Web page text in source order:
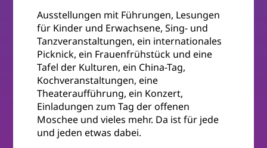
Ausstellungen mit Führungen, Lesungen
für Kinder und Erwachsene, Sing- und
Tanzveranstaltungen, ein internationales
Picknick, ein Frauenfrühstück und eine
Tafel der Kulturen, ein China-Tag,
Kochveranstaltungen, eine
Theateraufführung, ein Konzert,
Einladungen zum Tag der offenen
Moschee und vieles mehr. Da ist für jede
und jeden etwas dabei.